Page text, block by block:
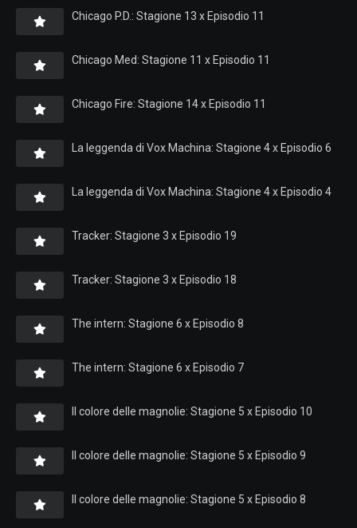
Chicago P.D.: Stagione 13 x Episodio 11
Chicago Med: Stagione 11 x Episodio 11
Chicago Fire: Stagione 14 x Episodio 11
La leggenda di Vox Machina: Stagione 4 x Episodio 6
La leggenda di Vox Machina: Stagione 4 x Episodio 4
Tracker: Stagione 3 x Episodio 19
Tracker: Stagione 3 x Episodio 18
The intern: Stagione 6 x Episodio 8
The intern: Stagione 6 x Episodio 7
Il colore delle magnolie: Stagione 5 x Episodio 10
Il colore delle magnolie: Stagione 5 x Episodio 9
Il colore delle magnolie: Stagione 5 x Episodio 8